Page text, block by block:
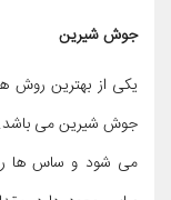
جوش شیرین
یکی از بهترین روش
جوش شیرین می
می شود و ساس ها